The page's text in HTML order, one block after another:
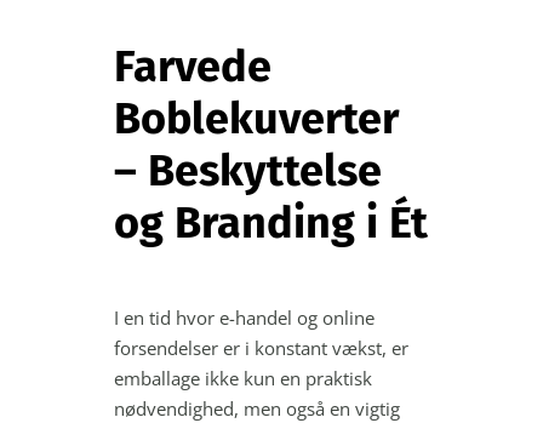
Farvede
Boblekuverter
– Beskyttelse
og Branding i Ét
I en tid hvor e-handel og online
forsendelser er i konstant vækst, er
emballage ikke kun en praktisk
nødvendighed, men også en vigtig